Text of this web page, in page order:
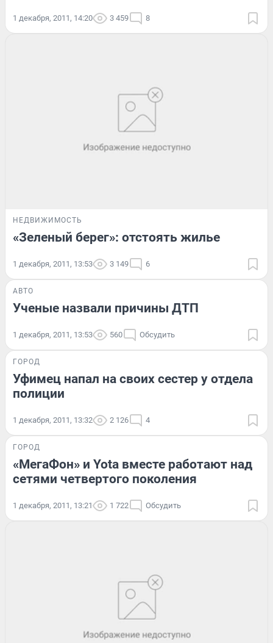
1 декабря, 2011, 14:20 3 459 8
НЕДВИЖИМОСТЬ
«Зеленый берег»: отстоять жилье
1 декабря, 2011, 13:53 3 149 6
АВТО
Ученые назвали причины ДТП
1 декабря, 2011, 13:53 560 Обсудить
ГОРОД
Уфимец напал на своих сестер у отдела
полиции
1 декабря, 2011, 13:32 2 126 4
ГОРОД
«МегаФон» и Yota вместе работают над
сетями четвертого поколения
1 декабря, 2011, 13:21 1 722 Обсудить